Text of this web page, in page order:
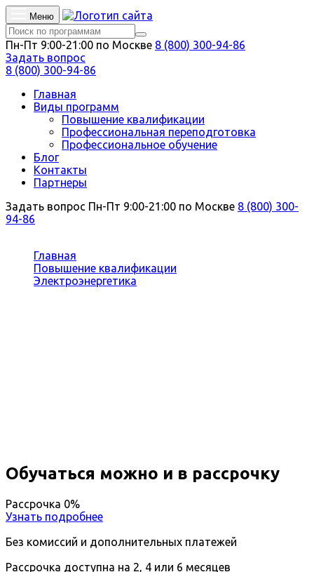
Меню
Пн-Пт 9:00-21:00 по Москве 8 (800) 300-94-86
Задать вопрос
8 (800) 300-94-86
Главная
Виды программ
Повышение квалификации
Профессиональная переподготовка
Профессиональное обучение
Блог
Контакты
Партнеры
Задать вопрос Пн-Пт 9:00-21:00 по Москве 8 (800) 300-
94-86
Главная
Повышение квалификации
Электроэнергетика
Обучаться можно и в рассрочку
Рассрочка 0%
Узнать подробнее
Без комиссий и дополнительных платежей
Рассрочка доступна на 2, 4 или 6 месяцев